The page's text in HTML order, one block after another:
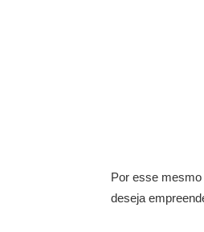
Por esse
deseja